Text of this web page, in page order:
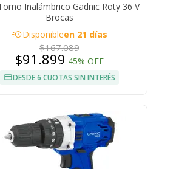
Inalámbrico Gadnic Roty 36 V
Brocas
acuteDisponibleen 21 días
$167.089
$91.899 45% OFF
DESDE 6 CUOTAS SIN INTERÉS